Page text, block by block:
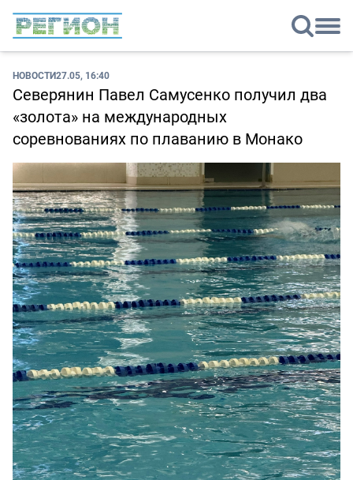
НОВОСТИ27.05, 16:40
Северянин Павел Самусенко получил два
«золота» на международных
соревнованиях по плаванию в Монако